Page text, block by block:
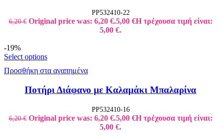
PP532410-22
6,20€ Original price was: 6,20 €.5,00 €Η τρέχουσα τιμή είναι:
5,00 €.
-19%
Select options
Προσθήκη στα αγαπημένα
Ποτήρι Διάφανο με Καλαμάκι Μπαλαρίνα
PP532410-16
6,20€ Original price was: 6,20 €.5,00 €Η τρέχουσα τιμή είναι:
5,00 €.